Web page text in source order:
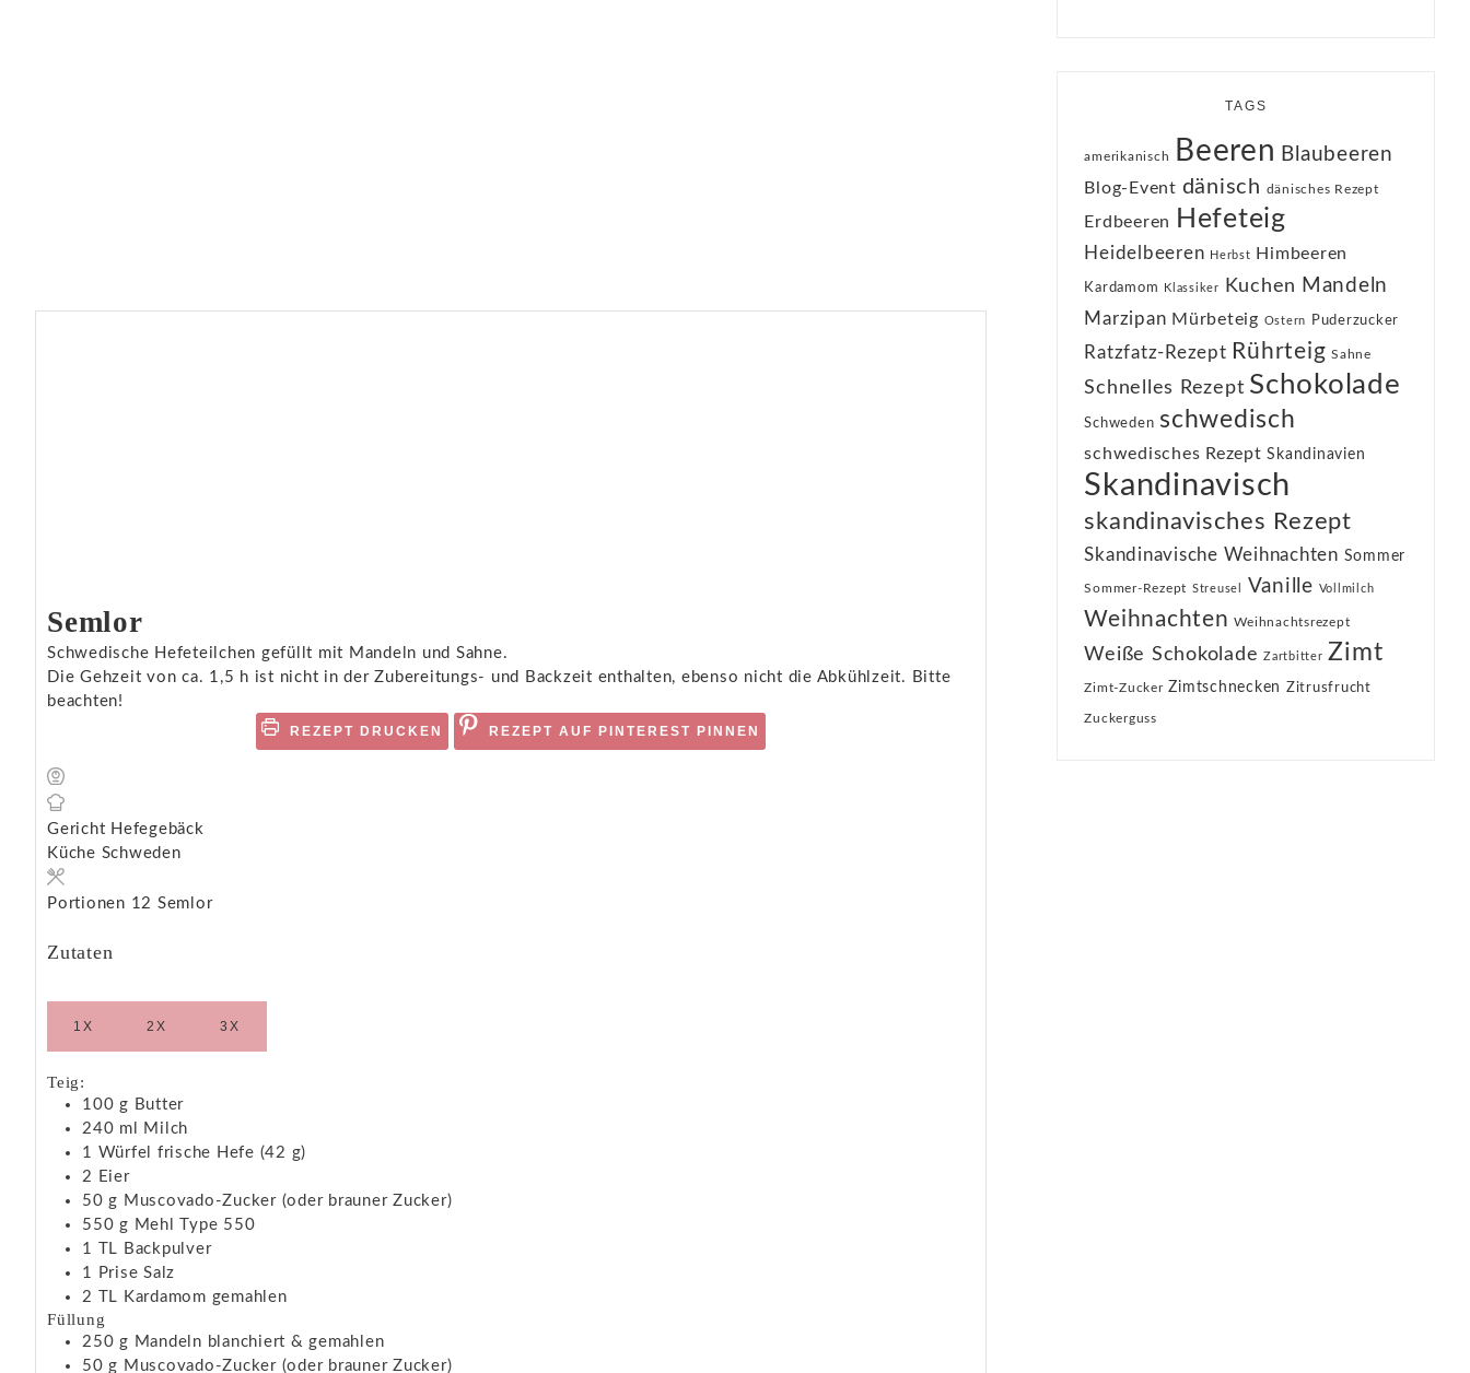
Semlor
Schwedische Hefeteilchen gefüllt mit Mandeln und Sahne.
Die Gehzeit von ca. 1,5 h ist nicht in der Zubereitungs- und Backzeit enthalten, ebenso nicht die Abkühlzeit. Bitte
beachten!
REZEPT DRUCKEN REZEPT AUF PINTEREST PINNEN
Gericht Hefegebäck
Küche Schweden
Portionen 12 Semlor
Zutaten
1X 2X 3X
Teig:
100 g Butter
240 ml
Milch
1
Würfel frische Hefe (42 g)
2 Eier
50 g Muscovado-Zucker (oder brauner Zucker)
550 g Mehl
Type 550
1
TL Backpulver
1
Prise Salz
2 TL Kardamom gemahlen
Füllung
250 g Mandeln blanchiert & gemahlen
50 g Muscovado-Zucker (oder brauner Zucker)
TAGS
amerikanisch Beeren Blaubeeren
Blog-Event dänisch dänisches Rezept
Erdbeeren Hefeteig
Heidelbeeren Herbst Himbeeren
Kardamom Klassiker Kuchen Mandeln
Marzipan Mürbeteig Ostern Puderzucker
Ratzfatz-Rezept Rührteig Sahne
Schnelles Rezept Schokolade
Schweden schwedisch
schwedisches Rezept Skandinavien
Skandinavisch
skandinavisches Rezept
Skandinavische Weihnachten Sommer
Sommer-Rezept Streusel Vanille Vollmilch
Weihnachten Weihnachtsrezept
Weiße Schokolade Zartbitter Zimt
Zimt-Zucker Zimtschnecken Zitrusfrucht
Zuckerguss